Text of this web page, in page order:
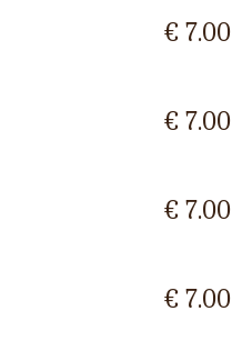
€ 7.00
€ 7.00
€ 7.00
€ 7.00